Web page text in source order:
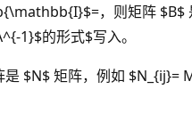
，则矩阵 $B$
1}$的形式$写入。
$N$ 矩阵，例如 $N_{ij}=